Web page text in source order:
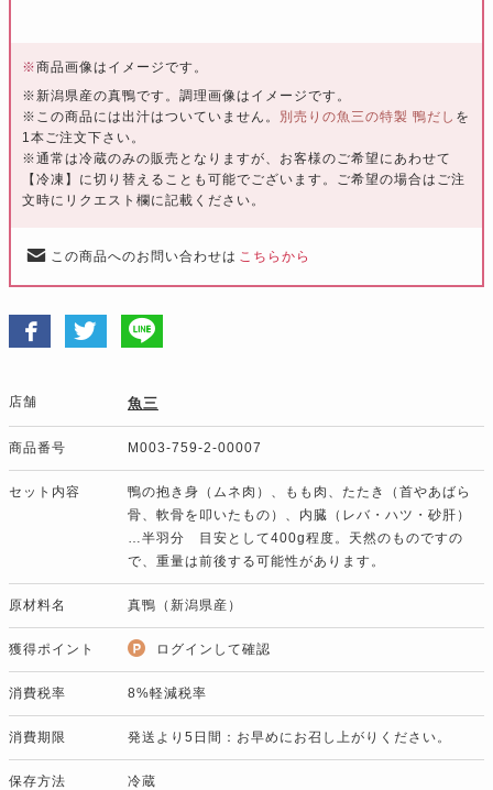
※商品画像はイメージです。
※新潟県産の真鴨です。調理画像はイメージです。
※この商品には出汁はついていません。 別売りの魚三の特製 鴨だし を
1本ご注文下さい。
※通常は冷蔵のみの販売となりますが、お客様のご希望にあわせて
【冷凍】に切り替えることも可能でございます。ご希望の場合はご注
文時にリクエスト欄に記載ください。
この商品へのお問い合わせは こちらから
店舗 魚三
商品番号 M003-759-2-00007
セット内容
鴨の抱き身（ムネ肉）、もも肉、たたき（首やあばら
骨、軟骨を叩いたもの）、内臓（レバ・ハツ・砂肝）
…半羽分 目安として400g程度。天然のものですの
で、重量は前後する可能性があります。
原材料名 真鴨（新潟県産）
獲得ポイント ログインして確認
消費税率 8%軽減税率
消費期限 発送より5日間：お早めにお召し上がりください。
保存方法 冷蔵